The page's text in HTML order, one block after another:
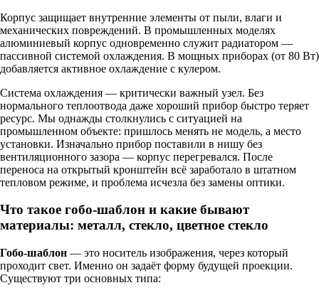
Корпус защищает внутренние элементы от пыли, влаги и
механических повреждений. В промышленных моделях
алюминиевый корпус одновременно служит радиатором —
пассивной системой охлаждения. В мощных приборах (от 80 Вт)
добавляется активное охлаждение с кулером.
Система охлаждения — критически важный узел. Без
нормального теплоотвода даже хороший прибор быстро теряет
ресурс. Мы однажды столкнулись с ситуацией на
промышленном объекте: пришлось менять не модель, а место
установки. Изначально прибор поставили в нишу без
вентиляционного зазора — корпус перегревался. После
переноса на открытый кронштейн всё заработало в штатном
тепловом режиме, и проблема исчезла без замены оптики.
Что такое гобо-шаблон и какие бывают
материалы: металл, стекло, цветное стекло
Гобо-шаблон — это носитель изображения, через который
проходит свет. Именно он задаёт форму будущей проекции.
Существуют три основных типа: